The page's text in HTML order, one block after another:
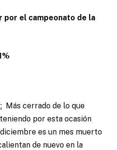
por el campeonato de la
Más cerrado de lo que
por esta ocasión
es un mes muerto
de nuevo en la